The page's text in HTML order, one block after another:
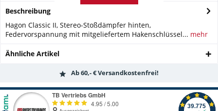
Beschreibung
Hagon Classic II, Stereo-Stoßdämpfer hinten,
Federvorspannung mit mitgeliefertem Hakenschlüssel... mehr
Ähnliche Artikel
Ab 60,- € Versandkostenfrei!